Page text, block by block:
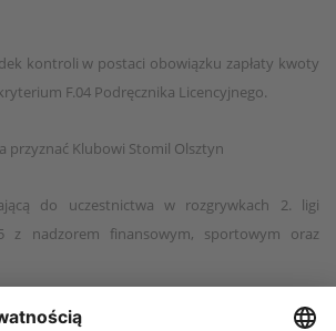
kontroli w postaci obowiązku zapłaty kwoty
F.04 Podręcznika Licencyjnego.
przyznać Klubowi Stomil Olsztyn
do uczestnictwa w rozgrywkach 2. ligi
z nadzorem finansowym, sportowym oraz
nie przyznać licencji na rozgrywki 2. ligi